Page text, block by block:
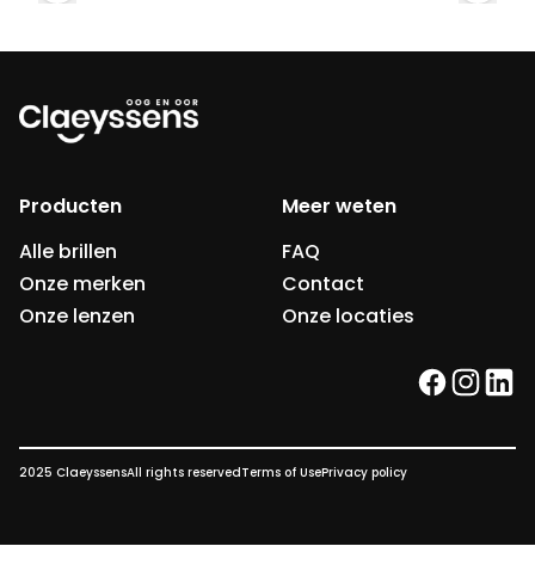
Producten
Alle brillen
Onze merken
Onze lenzen
Meer weten
FAQ
Contact
Onze locaties
facebook
2025 ClaeyssensAll rights reservedTerms of UsePrivacy policy